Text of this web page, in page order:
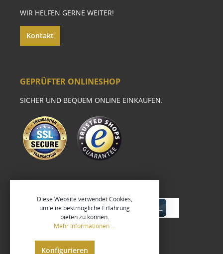
WIR HELFEN GERNE WEITER!
Kontakt
GEPRÜFTER ONLINESHOP
SICHER UND BEQUEM ONLINE EINKAUFEN.
Diese Website verwendet Cookies,
um eine bestmögliche Erfahrung
bieten zu können.
Mehr Informationen ...
Konfigurieren